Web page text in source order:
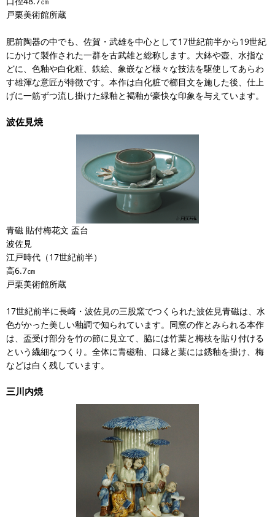
戸栗美術館所蔵
肥前陶器の中でも、佐賀・武雄を中心として17世紀前半から19世紀
にかけて製作された一群を古武雄と総称します。大鉢や壺、水指な
どに、色釉や白化粧、鉄絵、象嵌など様々な技法を駆使してあらわ
す雄渾な意匠が特徴です。本作は白化粧で櫛目文を施した後、仕上
げに一筋ずつ流し掛けた緑釉と褐釉が豪快な印象を与えています。
波佐見焼
青磁 貼付梅花文 盃台
波佐見
江戸時代（17世紀前半）
高6.7㎝
戸栗美術館所蔵
17世紀前半に長崎・波佐見の三股窯でつくられた波佐見青磁は、水
色がかった美しい釉調で知られています。同窯の作とみられる本作
は、盃受け部分を竹の節に見立て、脇には竹葉と梅枝を貼り付ける
という繊細なつくり。全体に青磁釉、口縁と葉には銹釉を掛け、梅
などは白く残しています。
三川内焼